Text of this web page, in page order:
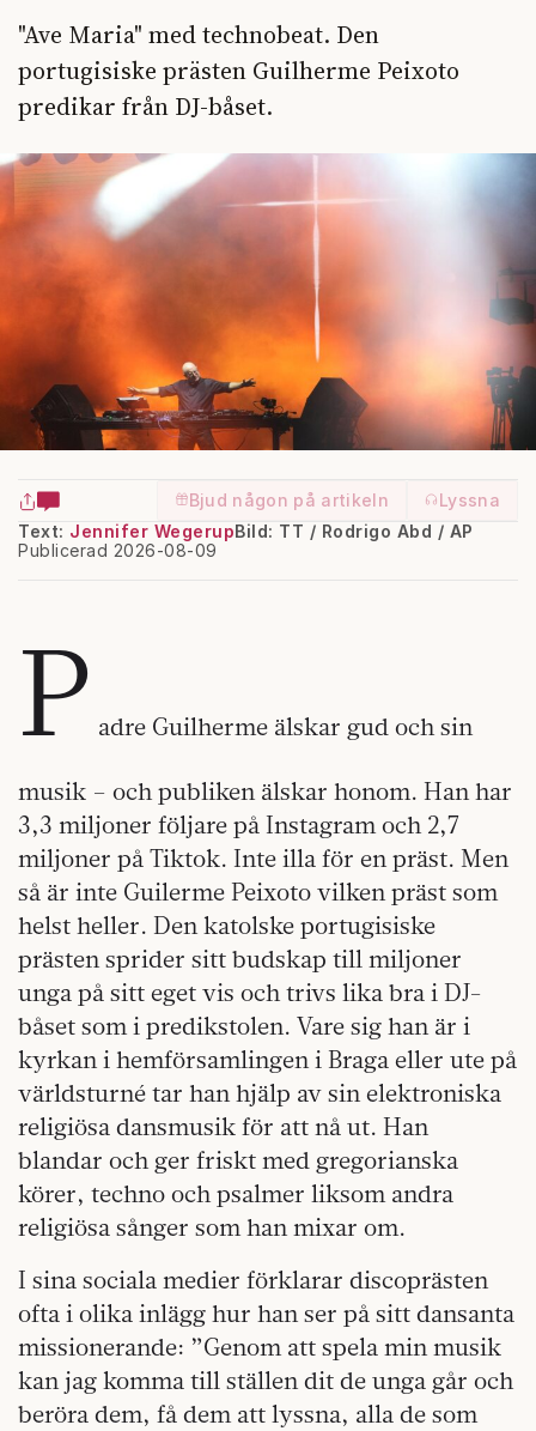
"Ave Maria" med technobeat. Den
portugisiske prästen Guilherme Peixoto
predikar från DJ-båset.
Bjud någon på artikeln
Lyssna
Text: Jennifer Wegerup
Publicerad 2026-08-09
Bild: TT / Rodrigo Abd / AP
P adre Guilherme älskar gud och sin
musik – och publiken älskar honom. Han har
3,3 miljoner följare på Instagram och 2,7
miljoner på Tiktok. Inte illa för en präst. Men
så är inte Guilerme Peixoto vilken präst som
helst heller. Den katolske portugisiske
prästen sprider sitt budskap till miljoner
unga på sitt eget vis och trivs lika bra i DJ-
båset som i predikstolen. Vare sig han är i
kyrkan i hemförsamlingen i Braga eller ute på
världsturné tar han hjälp av sin elektroniska
religiösa dansmusik för att nå ut. Han
blandar och ger friskt med gregorianska
körer, techno och psalmer liksom andra
religiösa sånger som han mixar om.
I sina sociala medier förklarar discoprästen
ofta i olika inlägg hur han ser på sitt dansanta
missionerande: ”Genom att spela min musik
kan jag komma till ställen dit de unga går och
beröra dem, få dem att lyssna, alla de som